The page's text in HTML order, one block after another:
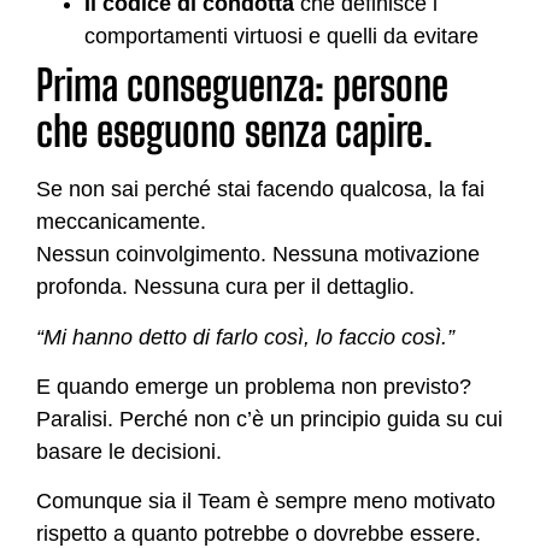
comportamenti virtuosi e quelli da evitare
Prima conseguenza: persone
che eseguono senza capire.
Se non sai perché stai facendo qualcosa, la fai
meccanicamente.
Nessun coinvolgimento. Nessuna motivazione
profonda. Nessuna cura per il dettaglio.
“Mi hanno detto di farlo così, lo faccio così.”
E quando emerge un problema non previsto?
Paralisi. Perché non c’è un principio guida su cui
basare le decisioni.
Comunque sia il Team è sempre meno motivato
rispetto a quanto potrebbe o dovrebbe essere.